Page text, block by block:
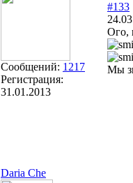
Сообщений: 1217
Регистрация:
31.01.2013
#133
Ого,
Мы
Daria Che